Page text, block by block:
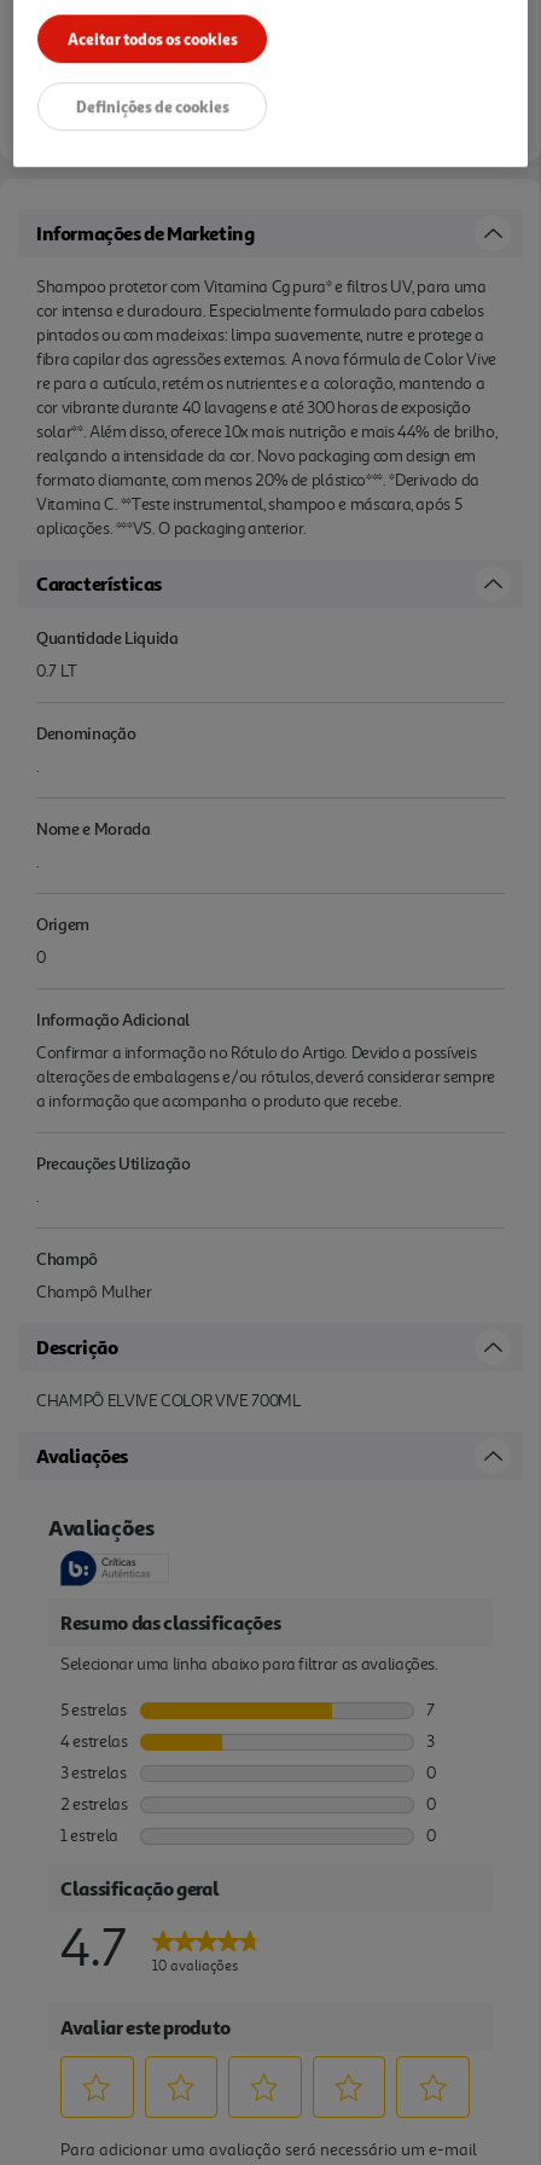
com menos 20% de plástico***. *Derivado da
Vitamina C. **Teste instrumental, shampoo e
máscara, após 5 aplicações. ***VS. O packaging
anterior.
Informações de Marketing
Shampoo protetor com Vitamina Cg pura* e filtros UV, para uma
cor intensa e duradoura. Especialmente formulado para cabelos
pintados ou com madeixas: limpa suavemente, nutre e protege a
fibra capilar das agressões externas. A nova fórmula de Color Vive
re para a cutícula, retém os nutrientes e a coloração, mantendo a
cor vibrante durante 40 lavagens e até 300 horas de exposição
solar**. Além disso, oferece 10x mais nutrição e mais 44% de brilho,
realçando a intensidade da cor. Novo packaging com design em
formato diamante, com menos 20% de plástico***. *Derivado da
Vitamina C. **Teste instrumental, shampoo e máscara, após 5
aplicações. ***VS. O packaging anterior.
Características
Quantidade Liquida
0.7 LT
Denominação
.
Nome e Morada
.
Origem
0
Informação Adicional
Confirmar a informação no Rótulo do Artigo. Devido a possíveis
alterações de embalagens e/ou rótulos, deverá considerar sempre
a informação que acompanha o produto que recebe.
Precauções Utilização
.
Champô
Champô Mulher
Descrição
CHAMPÔ ELVIVE COLOR VIVE 700ML
Avaliações
Aceitar todos os cookies
Definições de cookies